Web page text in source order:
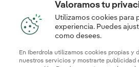
Nuestros certificados
Valoramos tu
Utilizamos cookies para
experiencia. Puedes
como desees.
En Iberdrola utilizamos cookies propias y
nuestros servicios y mostrarte publicidad